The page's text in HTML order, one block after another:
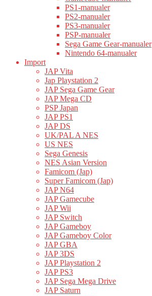
PS1-manualer
PS2-manualer
PS3-manualer
PSP-manualer
Sega Game Gear-manualer
Nintendo 64-manualer
Import
JAP Vita
Jap Playstation 2
JAP Sega Game Gear
JAP Mega CD
PSP Japan
JAP PS1
JAP DS
UK/PAL A NES
US NES
Sega Genesis
NES Asian Version
Famicom (Jap)
Super Famicom (Jap)
JAP N64
JAP Gamecube
JAP Wii
JAP Switch
JAP Gameboy
JAP Gameboy Color
JAP GBA
JAP 3DS
JAP Playstation 2
JAP PS3
JAP Sega Mega Drive
JAP Saturn